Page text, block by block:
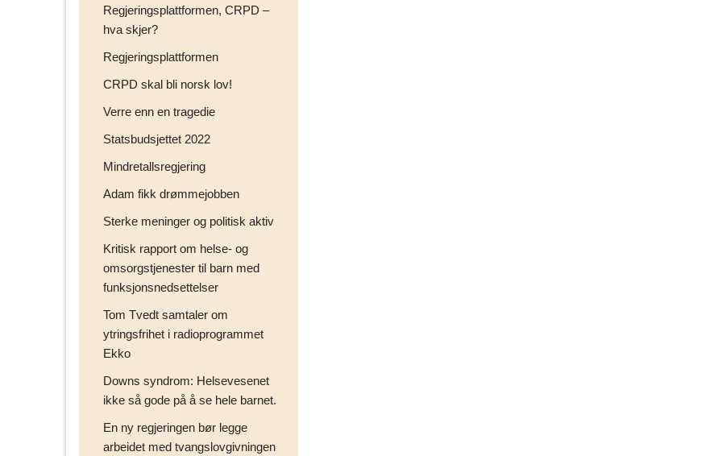
Regjeringsplattformen, CRPD –
hva skjer?
Regjeringsplattformen
CRPD skal bli norsk lov!
Verre enn en tragedie
Statsbudsjettet 2022
Mindretallsregjering
Adam fikk drømmejobben
Sterke meninger og politisk aktiv
Kritisk rapport om helse- og
omsorgstjenester til barn med
funksjonsnedsettelser
Tom Tvedt samtaler om
ytringsfrihet i radioprogrammet
Ekko
Downs syndrom: Helsevesenet
ikke så gode på å se hele barnet.
En ny regjeringen bør legge
arbeidet med tvangslovgivningen